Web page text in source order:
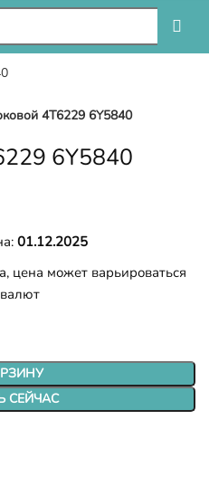
4T6229 6Y5840
6Y5840
01.12.2025
цена может варьироваться
СЕЙЧАС